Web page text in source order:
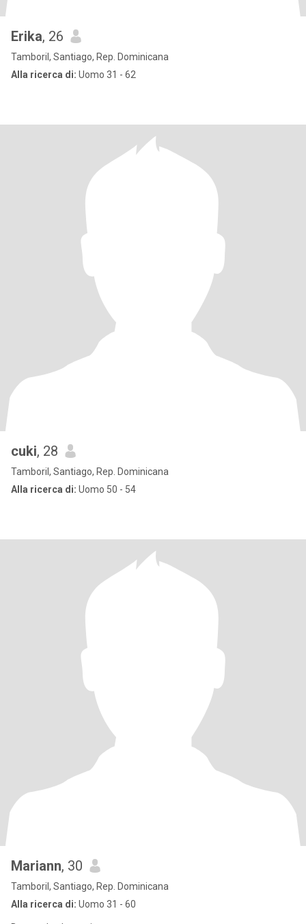
Erika, 26
Tamboril, Santiago, Rep. Dominicana
Alla ricerca di: Uomo 31 - 62
cuki, 28
Tamboril, Santiago, Rep. Dominicana
Alla ricerca di: Uomo 50 - 54
Mariann, 30
Tamboril, Santiago, Rep. Dominicana
Alla ricerca di: Uomo 31 - 60